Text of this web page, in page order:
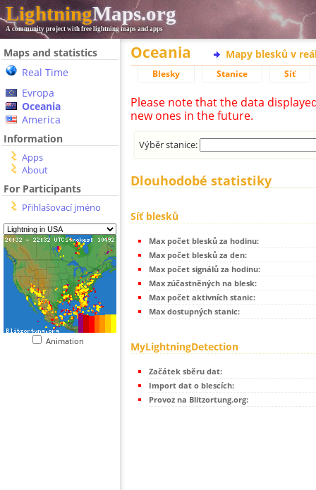
LightningMaps.org
A community project with free lightning maps and apps
Maps and statistics
Real Time
Evropa
Oceania
America
Information
Apps
About
For Participants
Přihlašovací jméno
Animation
Oceania Mapy blesků v
Blesky Stanice Síť
Please note that the data
new ones in the future.
Výběr stanice:
Dlouhodobé statistiky
Síť blesků
Max počet blesků za hodinu:
Max počet blesků za den:
Max počet signálů za hodinu:
Max zúčastněných na blesk:
Max počet aktivních stanic:
Max dostupných stanic:
MyLightningDetection
Začátek sběru dat:
Import dat o blescích:
Provoz na Blitzortung.org: